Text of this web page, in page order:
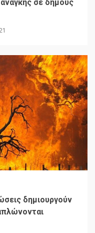
σε δήμους
δημιουργούν